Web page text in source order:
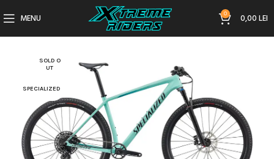
MENU 0 0,00LEI
SOLD O
UT
SPECIALIZED